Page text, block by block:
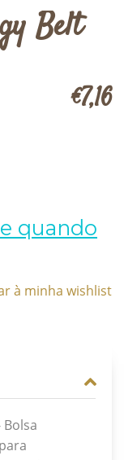
Belt
€7,16
quando
à minha wishlist